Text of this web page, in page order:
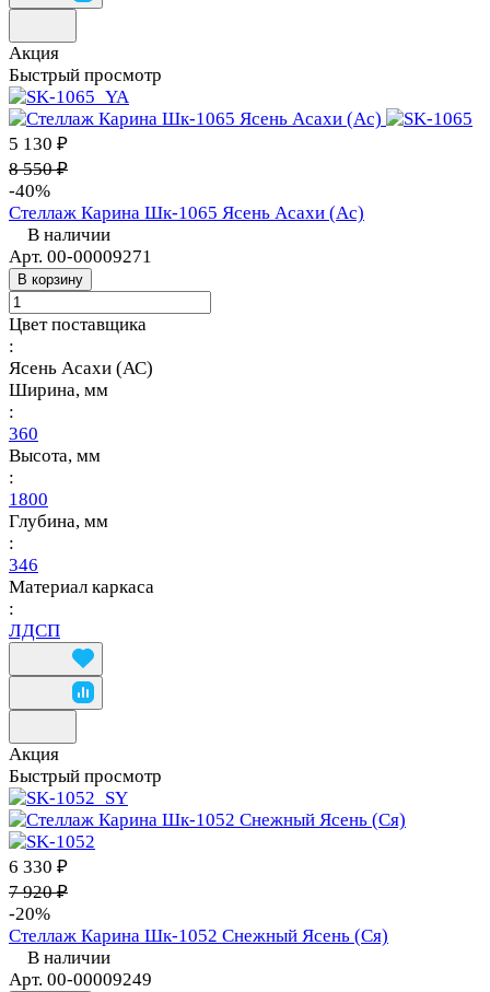
Акция
Быстрый просмотр
5 130 ₽
8 550 ₽
-40%
Стеллаж Карина Шк-1065 Ясень Асахи (Ас)
В наличии
Арт. 00-00009271
В корзину
Цвет поставщика
:
Ясень Асахи (АС)
Ширина, мм
:
360
Высота, мм
:
1800
Глубина, мм
:
346
Материал каркаса
:
ЛДСП
Акция
Быстрый просмотр
6 330 ₽
7 920 ₽
-20%
Стеллаж Карина Шк-1052 Снежный Ясень (Ся)
В наличии
Арт. 00-00009249